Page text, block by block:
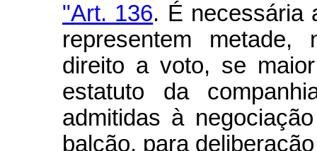
"Art. 136. É necessária
representem
direito a voto, se
estatuto da
admitidas à
balcão, para